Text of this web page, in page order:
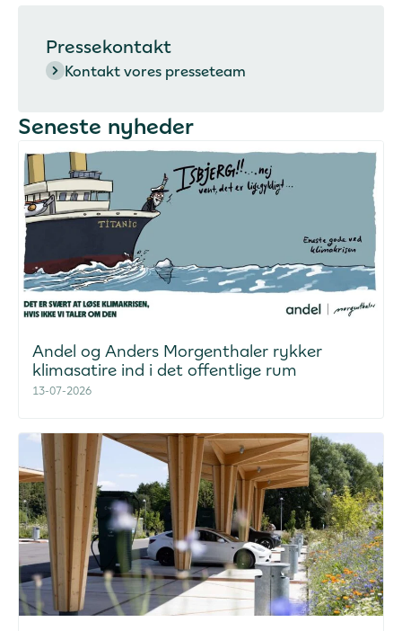
Pressekontakt
Kontakt vores presseteam
Seneste nyheder
Andel og Anders Morgenthaler rykker
klimasatire ind i det offentlige rum
13-07-2026